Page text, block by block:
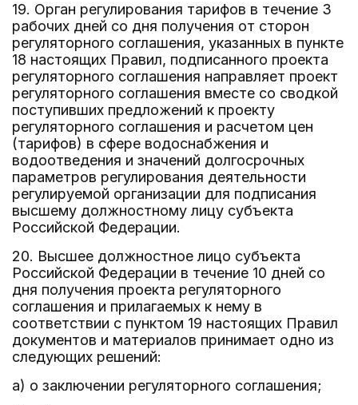
19. Орган регулирования тарифов в течение 3
рабочих дней со дня получения от сторон
регуляторного соглашения, указанных в пункте
18 настоящих Правил, подписанного проекта
регуляторного соглашения направляет проект
регуляторного соглашения вместе со сводкой
поступивших предложений к проекту
регуляторного соглашения и расчетом цен
(тарифов) в сфере водоснабжения и
водоотведения и значений долгосрочных
параметров регулирования деятельности
регулируемой организации для подписания
высшему должностному лицу субъекта
Российской Федерации.
20. Высшее должностное лицо субъекта
Российской Федерации в течение 10 дней со
дня получения проекта регуляторного
соглашения и прилагаемых к нему в
соответствии с пунктом 19 настоящих Правил
документов и материалов принимает одно из
следующих решений:
а) о заключении регуляторного соглашения;